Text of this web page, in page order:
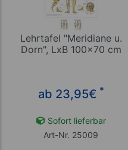
Lehrtafel "Meridiane u.
Dorn", LxB 100x70 cm
ab 23,95€ *
Sofort lieferbar
Art-Nr. 25009